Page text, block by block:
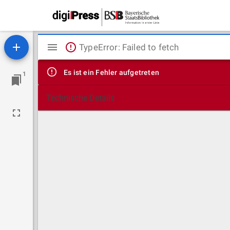
1
Mirador
Viewer
TypeError: Failed to fetch
Es ist ein Fehler aufgetreten
Technische Details